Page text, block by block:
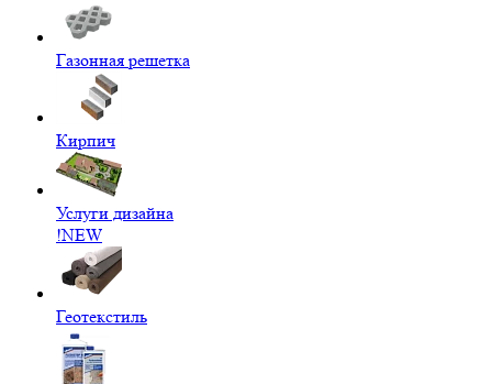
Газонная решетка
Кирпич
Услуги дизайна
!NEW
Геотекстиль